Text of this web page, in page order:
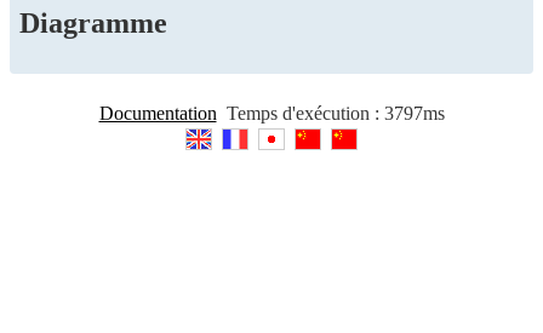
Diagramme
Documentation Temps d'exécution : 3797ms